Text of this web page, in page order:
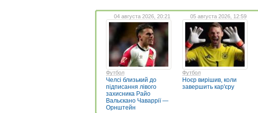
04 августа 2026, 20:21
Футбол
Челсі близький до
підписання лівого
захисника Райо
Вальєкано Чаваррії —
Орнштейн
05 августа 2026, 12:59
Футбол
Ноєр вирішив, коли
завершить кар'єру